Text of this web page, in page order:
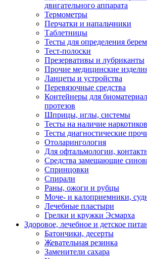
двигательного аппарата
Термометры
Перчатки и напальчники
Таблетницы
Тесты для определения
Тест-полоски
Презервативы и лубриканты
Прочие медицинские
Ланцеты и устройства
Перевязочные средства
Контейнеры для
протезов
Шприцы, иглы, системы
Тесты на наличие наркотиков
Тесты диагностические
Отоларингология
Для офтальмологии,
Средства замещающие
Спринцовки
Спирали
Раны, ожоги и рубцы
Моче- и калоприемники,
Лечебные пластыри
Грелки и кружки Эсмарха
Здоровое, лечебное и детское
Батончики, десерты
Жевательная резинка
Заменители сахара